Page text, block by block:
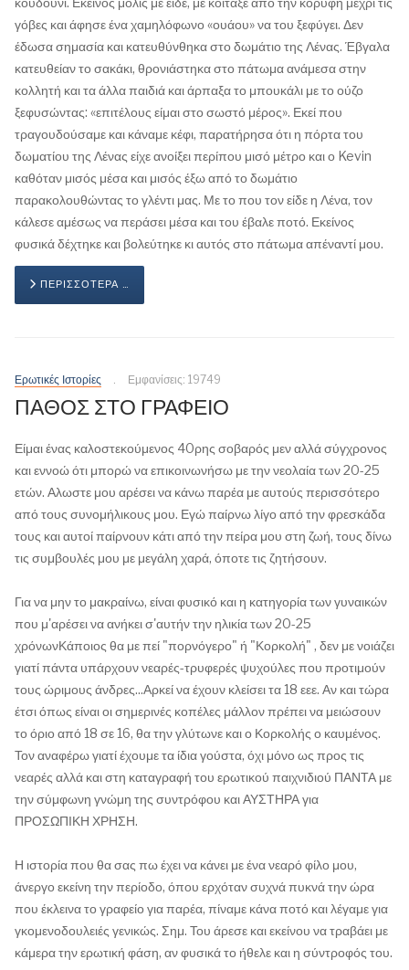
γόβες και άφησε ένα χαμηλόφωνο «ουάου» να του ξεφύγει. Δεν
έδωσα σημασία και κατευθύνθηκα στο δωμάτιο της Λένας. Έβγαλα
κατευθείαν το σακάκι, θρονιάστηκα στο πάτωμα ανάμεσα στην
κολλητή και τα άλλα παιδιά και άρπαξα το μπουκάλι με το ούζο
ξεφυσώντας: «επιτέλους είμαι στο σωστό μέρος». Εκεί που
τραγουδούσαμε και κάναμε κέφι, παρατήρησα ότι η πόρτα του
δωματίου της Λένας είχε ανοίξει περίπου μισό μέτρο και ο Kevin
καθόταν μισός μέσα και μισός έξω από το δωμάτιο
παρακολουθώντας το γλέντι μας. Με το που τον είδε η Λένα, τον
κάλεσε αμέσως να περάσει μέσα και του έβαλε ποτό. Εκείνος
φυσικά δέχτηκε και βολεύτηκε κι αυτός στο πάτωμα απέναντί μου.
ΠΕΡΙΣΣΌΤΕΡΑ …
Ερωτικές Ιστορίες Εμφανίσεις: 19749
ΠΑΘΟΣ ΣΤΟ ΓΡΑΦΕΙΟ
Είμαι ένας καλοστεκούμενος 40ρης σοβαρός μεν αλλά σύγχρονος
και εννοώ ότι μπορώ να επικοινωνήσω με την νεολαία των 20-25
ετών. Αλωστε μου αρέσει να κάνω παρέα με αυτούς περισσότερο
από τους συνομήλικους μου. Εγώ παίρνω λίγο από την φρεσκάδα
τους και αυτοί παίρνουν κάτι από την πείρα μου στη ζωή, τους δίνω
τις συμβουλές μου με μεγάλη χαρά, όποτε τις ζητήσουν.
Για να μην το μακραίνω, είναι φυσικό και η κατηγορία των γυναικών
που μ'αρέσει να ανήκει σ'αυτήν την ηλικία των 20-25
χρόνωνΚάποιος θα με πεί "πορνόγερο" ή "Κορκολή" , δεν με νοιάζει
γιατί πάντα υπάρχουν νεαρές-τρυφερές ψυχούλες που προτιμούν
τους ώριμους άνδρες...Αρκεί να έχουν κλείσει τα 18 εεε. Αν και τώρα
έτσι όπως είναι οι σημερινές κοπέλες μάλλον πρέπει να μειώσουν
το όριο από 18 σε 16, θα την γλύτωνε και ο Κορκολής ο καυμένος.
Τον αναφέρω γιατί έχουμε τα ίδια γούστα, όχι μόνο ως προς τις
νεαρές αλλά και στη καταγραφή του ερωτικού παιχνιδιού ΠΑΝΤΑ με
την σύμφωνη γνώμη της συντρόφου και ΑΥΣΤΗΡΑ για
ΠΡΟΣΩΠΙΚΗ ΧΡΗΣΗ.
Η ιστορία που θα σας πω έχει να κάνει με ένα νεαρό φίλο μου,
άνεργο εκείνη την περίοδο, όπου ερχόταν συχνά πυκνά την ώρα
που έκλεινα το γραφείο για παρέα, πίναμε κάνα ποτό και λέγαμε για
γκομενοδουλειές γενικώς. Σημ. Του άρεσε και εκείνου να τραβάει με
κάμερα την ερωτική φάση, αν φυσικά το ήθελε και η σύντροφός του.